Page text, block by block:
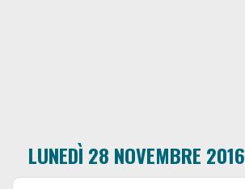
LUNEDÌ 28 NOVEMBRE 2016